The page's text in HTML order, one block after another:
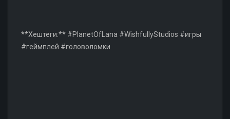
**Хештеги:** #PlanetOfLana #WishfullyStudios #игры
#геймплей #головоломки